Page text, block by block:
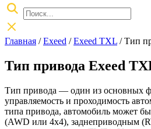
Главная /Exeed /Exeed TXL / Тип
Тип привода Exeed
Тип привода — один из основных
управляемость и проходимость
типа привода, автомобиль может
(AWD или 4x4), заднеприводным